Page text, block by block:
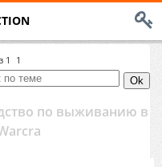
1 1
по выживанию в